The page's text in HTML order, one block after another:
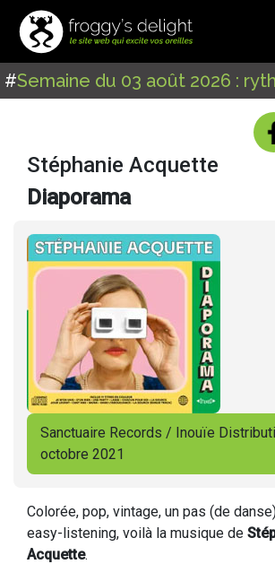
#Semaine du 03 août 2026 :
Stéphanie Acquette
Diaporama
Sanctuaire Records / Inouïe
octobre 2021
Colorée, pop, vintage, un pas (de
easy-listening, voilà la musique de
Acquette.